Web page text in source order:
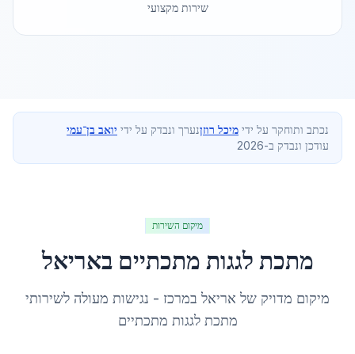
שירות מקצועי
נכתב ותוחקר על ידי מיכל רוזןנערך ונבדק על ידי יואב בן־עמי
עודכן ונבדק ב-2026
מיקום השירות
מתכת לגגות מתכתיים באריאל
מיקום מדויק של אריאל במרכז - נגישות מעולה לשירותי
מתכת לגגות מתכתיים